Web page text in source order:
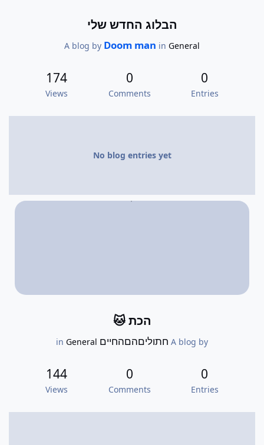
הבלוג החדש שלי
A blog by Doom man in General
0
Entries
0
Comments
174
Views
No blog entries yet
הכת 🐱
A blog by חתוליםהםהחיים General
0
Entries
0
Comments
144
Views